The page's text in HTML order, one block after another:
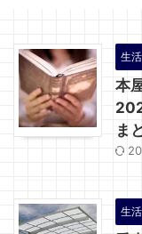
生
本
ま
生